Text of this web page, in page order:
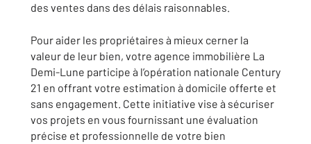
des ventes dans des délais raisonnables.
Pour aider les propriétaires à mieux cerner la
valeur de leur bien, votre agence immobilière La
Demi-Lune participe à l’opération nationale Century
21 en offrant votre estimation à domicile offerte et
sans engagement. Cette initiative vise à sécuriser
vos projets en vous fournissant une évaluation
précise et professionnelle de votre bien